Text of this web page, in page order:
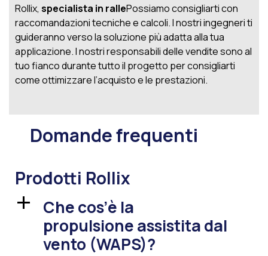
Rollix, specialista in rallePossiamo consigliarti con
raccomandazioni tecniche e calcoli. I nostri ingegneri ti
guideranno verso la soluzione più adatta alla tua
applicazione. I nostri responsabili delle vendite sono al
tuo fianco durante tutto il progetto per consigliarti
come ottimizzare l’acquisto e le prestazioni.
Domande frequenti
Prodotti Rollix
a
Che cos’è la
propulsione assistita dal
vento (WAPS)?